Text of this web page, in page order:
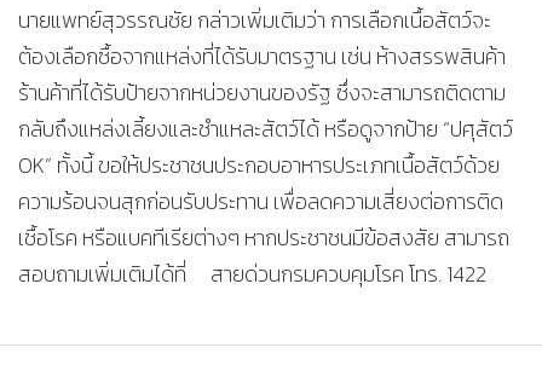
นายแพทย์สุวรรณชัย กล่าวเพิ่มเติมว่า การเลือกเนื้อสัตว์จะ
ต้องเลือกซื้อจากแหล่งที่ได้รับมาตรฐาน เช่น ห้างสรรพสินค้า
ร้านค้าที่ได้รับป้ายจากหน่วยงานของรัฐ ซึ่งจะสามารถติดตาม
กลับถึงแหล่งเลี้ยงและชำแหละสัตว์ได้ หรือดูจากป้าย “ปศุสัตว์
OK” ทั้งนี้ ขอให้ประชาชนประกอบอาหารประเภทเนื้อสัตว์ด้วย
ความร้อนจนสุกก่อนรับประทาน เพื่อลดความเสี่ยงต่อการติด
เชื้อโรค หรือแบคทีเรียต่างๆ หากประชาชนมีข้อสงสัย สามารถ
สอบถามเพิ่มเติมได้ที่ สายด่วนกรมควบคุมโรค โทร. 1422